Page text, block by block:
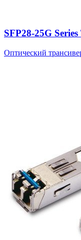
SFP28-25G
Оптический